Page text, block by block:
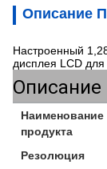
Описание
Настроенный
дисплея LCD
Описание
Наименование
продукта
Резолюция